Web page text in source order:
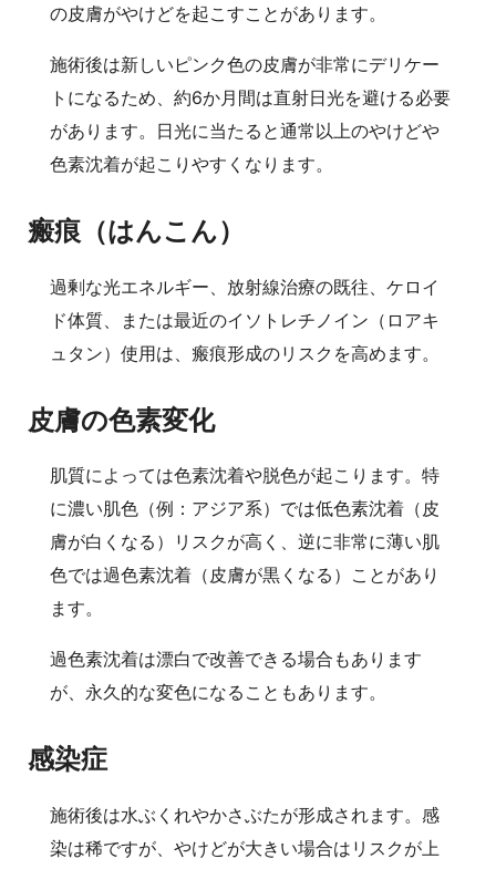
の皮膚がやけどを起こすことがあります。
施術後は新しいピンク色の皮膚が非常にデリケー
トになるため、約6か月間は直射日光を避ける必要
があります。日光に当たると通常以上のやけどや
色素沈着が起こりやすくなります。
瘢痕（はんこん）
過剰な光エネルギー、放射線治療の既往、ケロイ
ド体質、または最近のイソトレチノイン（ロアキ
ュタン）使用は、瘢痕形成のリスクを高めます。
皮膚の色素変化
肌質によっては色素沈着や脱色が起こります。特
に濃い肌色（例：アジア系）では低色素沈着（皮
膚が白くなる）リスクが高く、逆に非常に薄い肌
色では過色素沈着（皮膚が黒くなる）ことがあり
ます。
過色素沈着は漂白で改善できる場合もあります
が、永久的な変色になることもあります。
感染症
施術後は水ぶくれやかさぶたが形成されます。感
染は稀ですが、やけどが大きい場合はリスクが上